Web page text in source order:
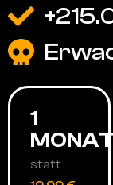
1
statt